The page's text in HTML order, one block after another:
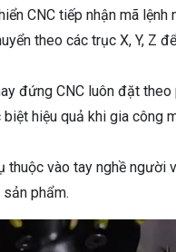
CNC tiếp nhận mã
theo các trục X, Y, Z
đứng CNC luôn đặt
hiệu quả khi gia công
thuộc vào tay nghề người
phẩm.